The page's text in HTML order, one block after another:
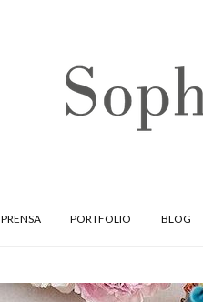
PRENSA PORTFOLIO BLOG